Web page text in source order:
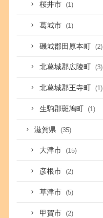
桜井市 (1)
葛城市 (1)
磯城郡田原本町 (2)
北葛城郡広陵町 (3)
北葛城郡王寺町 (1)
生駒郡斑鳩町 (1)
滋賀県 (35)
大津市 (15)
彦根市 (2)
草津市 (5)
甲賀市 (2)